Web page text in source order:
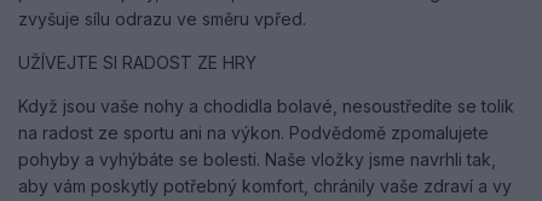
zvyšuje sílu odrazu ve směru vpřed.
UŽÍVEJTE SI RADOST ZE HRY
Když jsou vaše nohy a chodidla bolavé, nesoustředíte se tolik
na radost ze sportu ani na výkon. Podvědomě zpomalujete
pohyby a vyhýbáte se bolesti. Naše vložky jsme navrhli tak,
aby vám poskytly potřebný komfort, chránily vaše zdraví a vy